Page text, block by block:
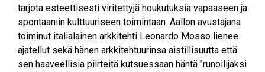
tarjota esteettisesti viritettyjä houkutuksia vapaaseen ja
spontaaniin kulttuuriseen toimintaan. Aallon avustajana
toiminut italialainen arkkitehti Leonardo Mosso lienee
ajatellut sekä hänen arkkitehtuurinsa aistillisuutta että
sen haaveellisia piirteitä kutsuessaan häntä "runoilijaksi